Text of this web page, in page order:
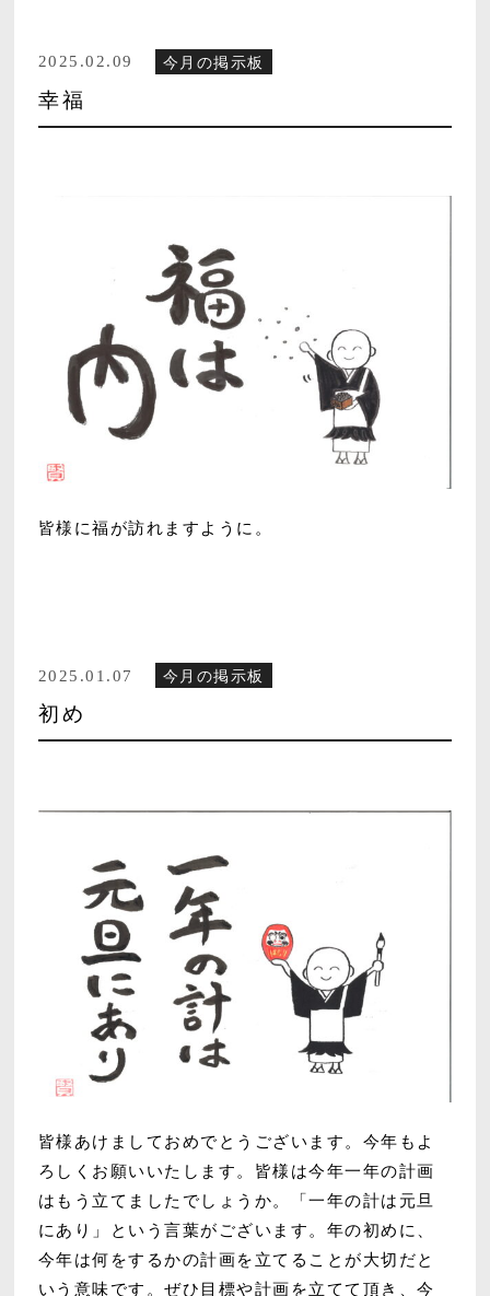
2025.02.09 今月の掲示板
幸福
皆様に福が訪れますように。
2025.01.07 今月の掲示板
初め
皆様あけましておめでとうございます。今年もよ
ろしくお願いいたします。皆様は今年一年の計画
はもう立てましたでしょうか。「一年の計は元旦
にあり」という言葉がございます。年の初めに、
今年は何をするかの計画を立てることが大切だと
いう意味です。ぜひ目標や計画を立てて頂き、今